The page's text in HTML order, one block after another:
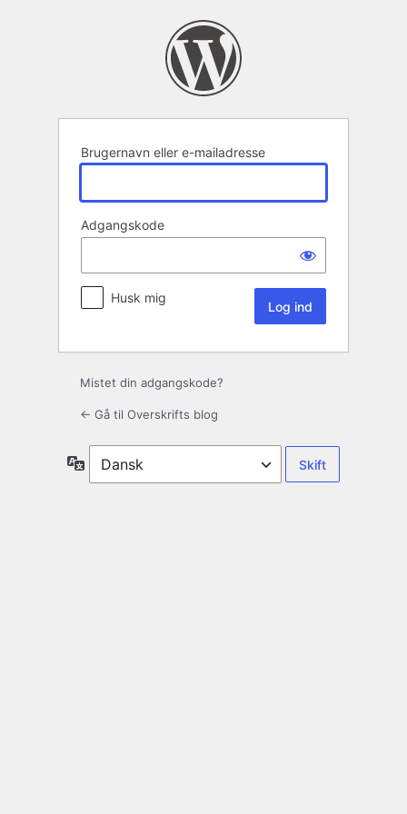
Brugernavn eller e-mailadresse
Adgangskode
Husk mig
Mistet din adgangskode?
← Gå til Overskrifts blog
Sprog